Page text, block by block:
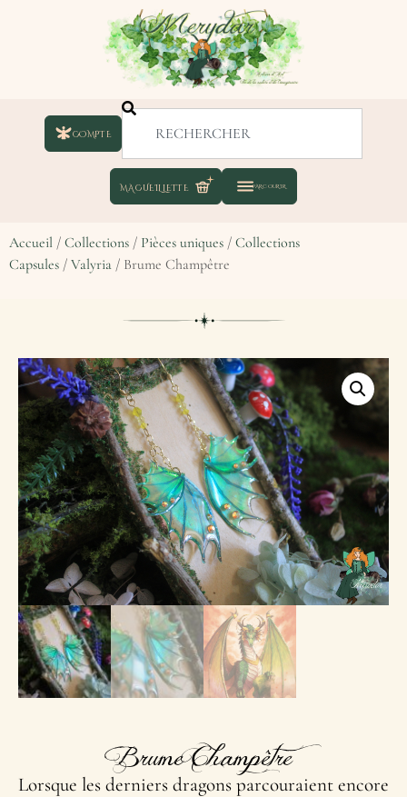
COMPTE
Accueil / Collections / Pièces uniques / Collections
Capsules / Valyria / Brume Champêtre
Brume Champêtre
Lorsque les derniers dragons parcouraient encore